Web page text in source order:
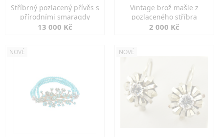
Stříbrný pozlacený přívěs s
přírodními smaragdy
13 000 Kč
Vintage brož mašle z
pozlaceného stříbra
2 000 Kč
NOVÉ NOVÉ